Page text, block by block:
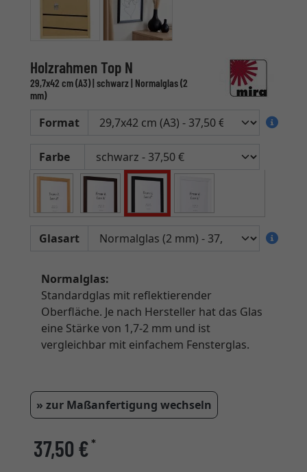
Holzrahmen Top N
29,7x42 cm (A3) | schwarz | Normalglas (2
mm)
Format
Farbe
Glasart
Normalglas:
Standardglas mit reflektierender
Oberfläche. Je nach Hersteller hat das Glas
eine Stärke von 1,7-2 mm und ist
vergleichbar mit einfachem Fensterglas.
» zur Maßanfertigung wechseln
37,50 €*